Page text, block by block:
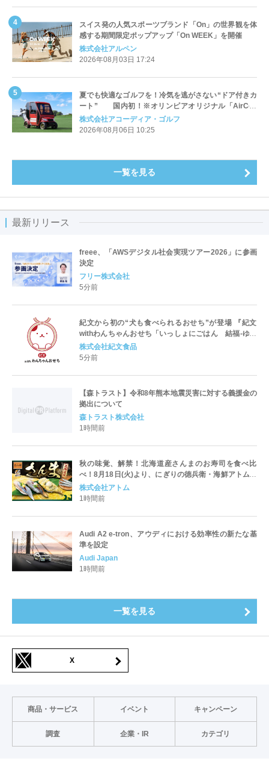
スイス発の人気スポーツブランド「On」の世界観を体
感する期間限定ポップアップ「On WEEK」を開催
株式会社アルペン
2026年08月03日 17:24
夏でも快適なゴルフを！冷気を逃がさない“ドア付きカ
ート” 国内初！※オリンピアオリジナル「AirCon
Cart（エアコンカート）」導入 | アコーディア・ゴ
ルフ
株式会社アコーディア・ゴルフ
2026年08月06日 10:25
一覧を見る
最新リリース
freee、「AWSデジタル社会実現ツアー2026」に参画
決定
フリー株式会社
5分前
紀文から初の“犬も食べられるおせち”が登場 『紀文
withわんちゃんおせち「いっしょにごはん 結福-ゆい
ふく-」』
株式会社紀文食品
5分前
【森トラスト】令和8年熊本地震災害に対する義援金の
拠出について
森トラスト株式会社
1時間前
秋の味覚、解禁！北海道産さんまのお寿司を食べ比
べ！8月18日(火)より、にぎりの徳兵衛・海鮮アトム全
店で販売スタート！
株式会社アトム
1時間前
Audi A2 e-tron、アウディにおける効率性の新たな基
準を設定
Audi Japan
1時間前
一覧を見る
X
商品・サービス イベント キャンペーン
調査 企業・IR カテゴリ